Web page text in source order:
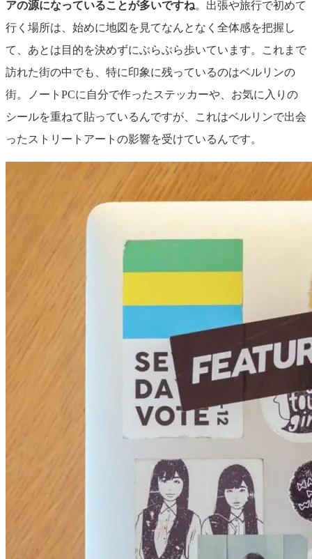
アの源になっていることが多いですね。出張や旅行で初めて
行く場所は、始めに地図を見てなんとなく全体感を把握し
て、あとは目的を決めずにぶらぶら歩いています。これまで
訪れた街の中でも、特に印象に残っているのはベルリンの
街。ノートPCに自分で作ったステッカーや、お気に入りの
シールを重ねて貼っているんですが、これはベルリンで出会
ったストリートアートの影響を受けているんです。